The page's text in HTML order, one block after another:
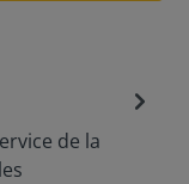
de la